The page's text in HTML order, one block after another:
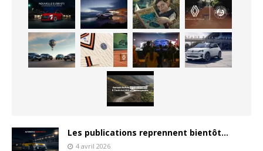
Les publications reprennent bientôt…
4 avril 2026